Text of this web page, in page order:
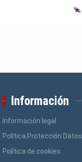
Información
Información legal
Política Protección Datos
Política de cookies